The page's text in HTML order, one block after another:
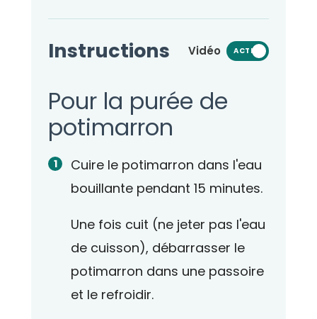
Instructions Vidéo ACTIVÉ
Pour la purée de
potimarron
Cuire le potimarron dans l'eau
bouillante pendant 15 minutes.
Une fois cuit (ne jeter pas l'eau
de cuisson), débarrasser le
potimarron dans une passoire
et le refroidir.